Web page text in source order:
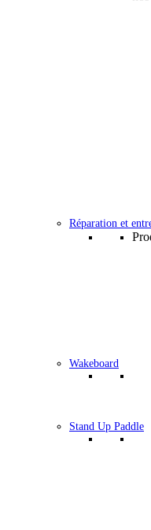
Réparation et
Wakeboard
Stand Up Paddle